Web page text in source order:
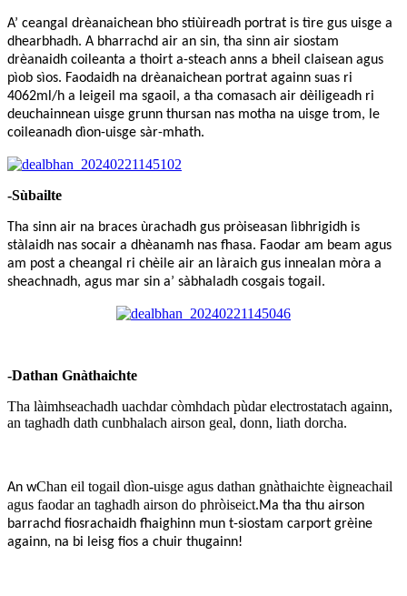
A’ ceangal drèanaichean bho stiùireadh portrat is tìre gus uisge a
dhearbhadh. A bharrachd air an sin, tha sinn air siostam
drèanaidh coileanta a thoirt a-steach anns a bheil claisean agus
pìob sìos. Faodaidh na drèanaichean portrat againn suas ri
4062ml/h a leigeil ma sgaoil, a tha comasach air dèiligeadh ri
deuchainnean uisge grunn thursan nas motha na uisge trom, le
coileanadh dìon-uisge sàr-mhath.
-Sùbailte
Tha sinn air na braces ùrachadh gus pròiseasan lìbhrigidh is
stàlaidh nas socair a dhèanamh nas fhasa. Faodar am beam agus
am post a cheangal ri chèile air an làraich gus innealan mòra a
sheachnadh, agus mar sin a’ sàbhaladh cosgais togail.
-Dathan Gnàthaichte
Tha làimhseachadh uachdar còmhdach pùdar electrostatach againn,
an taghadh dath cunbhalach airson geal, donn, liath dorcha.
An wChan eil togail dìon-uisge agus dathan gnàthaichte èigneachail
agus faodar an taghadh airson do phròiseict.Ma tha thu airson
barrachd fiosrachaidh fhaighinn mun t-siostam carport grèine
againn, na bi leisg fios a chuir thugainn!